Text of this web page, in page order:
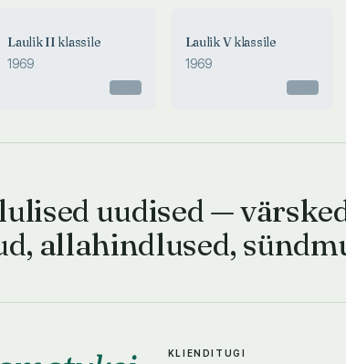
Laulik II klassile
1969
Laulik V klassile
1969
uudised —
allahindlused,
KLIENDITUGI